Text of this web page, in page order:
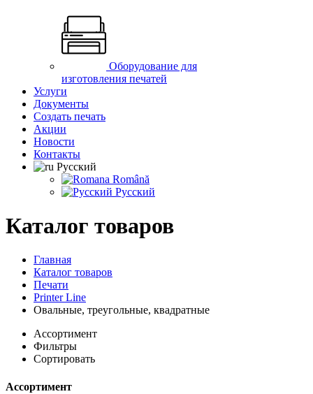
Оборудование для
изготовления печатей
Услуги
Документы
Создать печать
Акции
Новости
Контакты
Русский
Română
Русский
Каталог товаров
Главная
Каталог товаров
Печати
Printer Line
Овальные, треугольные, квадратные
Ассортимент
Фильтры
Сортировать
Ассортимент